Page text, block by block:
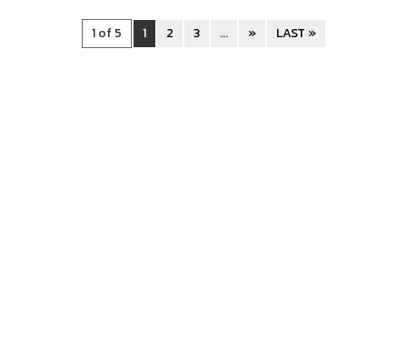
1 of 5 1 2 3 ... » LAST »